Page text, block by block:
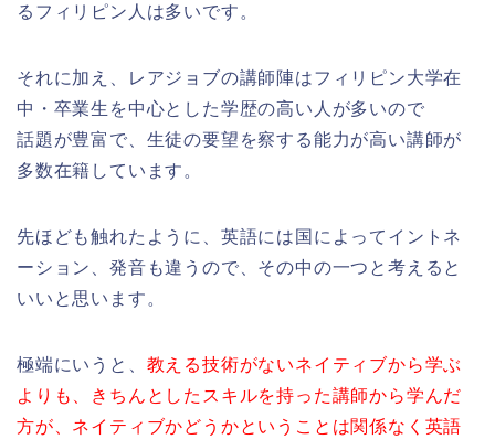
るフィリピン人は多いです。
それに加え、レアジョブの講師陣はフィリピン大学在
中・卒業生を中心とした学歴の高い人が多いので
話題が豊富で、生徒の要望を察する能力が高い講師が
多数在籍しています。
先ほども触れたように、英語には国によってイントネ
ーション、発音も違うので、その中の一つと考えると
いいと思います。
極端にいうと、 教える技術がないネイティブから学ぶ
よりも、きちんとしたスキルを持った講師から学んだ
方が、ネイティブかどうかということは関係なく英語